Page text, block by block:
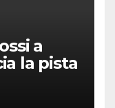
a
la pista